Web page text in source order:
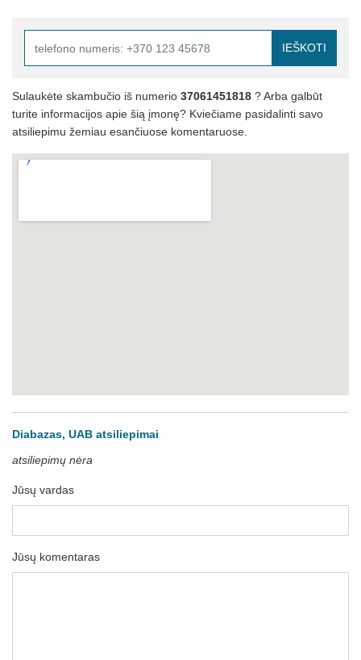
IEŠKOTI
Sulaukėte skambučio iš numerio 37061451818 ? Arba galbūt
turite informacijos apie šią įmonę? Kviečiame pasidalinti savo
atsiliepimu žemiau esančiuose komentaruose.
Diabazas, UAB atsiliepimai
atsiliepimų nėra
Jūsų vardas
Jūsų komentaras